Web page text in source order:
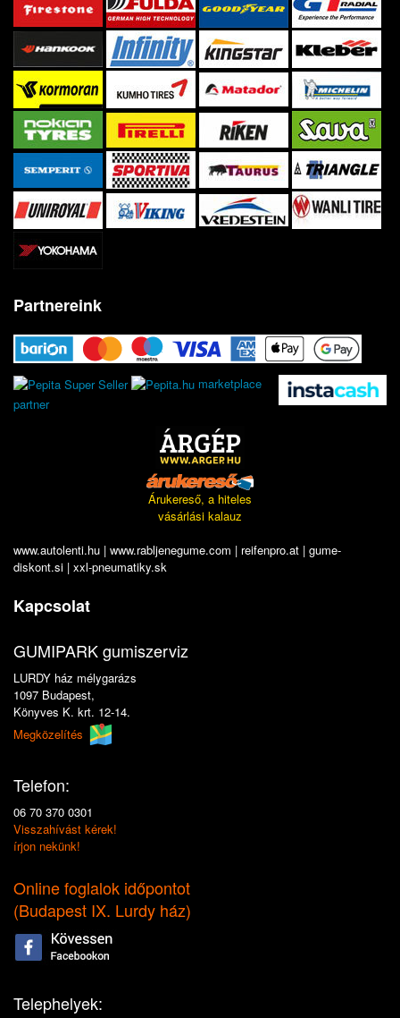
Partnereink
marketplace
partner
Árukereső, a hiteles
vásárlási kalauz
www.autolenti.hu | www.rabljenegume.com | reifenpro.at | gume-
diskont.si | xxl-pneumatiky.sk
Kapcsolat
GUMIPARK gumiszerviz
LURDY ház mélygarázs
1097 Budapest,
Könyves K. krt. 12-14.
Megközelítés
Telefon:
06 70 370 0301
Visszahívást kérek!
írjon nekünk!
Online foglalok időpontot
(Budapest IX. Lurdy ház)
Telephelyek: